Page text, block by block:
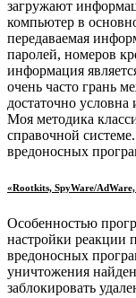
загружают
компьютер в
передаваемая
паролей, номеров
информация
очень часто грань
достаточно условна
Моя методика
справочной
вредоносных
«Rootkits, SpyWare/
Особенностью
настройки реакции
вредоносных
уничтожения
заблокировать